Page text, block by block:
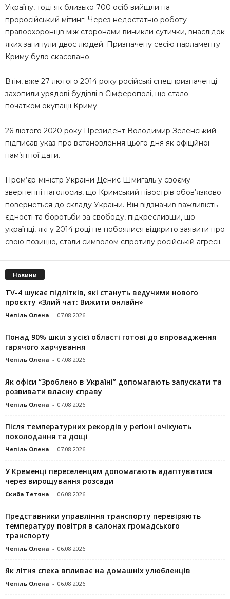
Україну, тоді як близько 700 осіб вийшли на
проросійський мітинг. Через недостатню роботу
правоохоронців між сторонами виникли сутички, внаслідок
яких загинули двоє людей. Призначену сесію парламенту
Криму було скасовано.
Втім, вже 27 лютого 2014 року російські спецпризначенці
захопили урядові будівлі в Сімферополі, що стало
початком окупації Криму.
26 лютого 2020 року Президент Володимир Зеленський
підписав указ про встановлення цього дня як офіційної
пам’ятної дати.
Прем’єр-міністр України Денис Шмигаль у своєму
зверненні наголосив, що Кримський півострів обов’язково
повернеться до складу України. Він відзначив важливість
єдності та боротьби за свободу, підкресливши, що
українці, які у 2014 році не побоялися відкрито заявити про
свою позицію, стали символом спротиву російській агресії.
Новини
TV-4 шукає підлітків, які стануть ведучими нового
проєкту «Злий чат: Вижити онлайн»
Чепіль Олена - 07.08.2026
Понад 90% шкіл з усієї області готові до впровадження
гарячого харчування
Чепіль Олена - 07.08.2026
Як офіси “Зроблено в Україні” допомагають запускaти та
розвивати власну справу
Чепіль Олена - 07.08.2026
Після температурних рекордів у регіоні очікують
похолодання та дощі
Чепіль Олена - 07.08.2026
У Кременці переселенцям допомагають адаптуватися
через вирощування розсади
Скиба Тетяна - 06.08.2026
Представники управління транспорту перевіряють
температуру повітря в салонах громадського
транспорту
Чепіль Олена - 06.08.2026
Як літня спека впливає на домашніх улюбленців
Чепіль Олена - 06.08.2026